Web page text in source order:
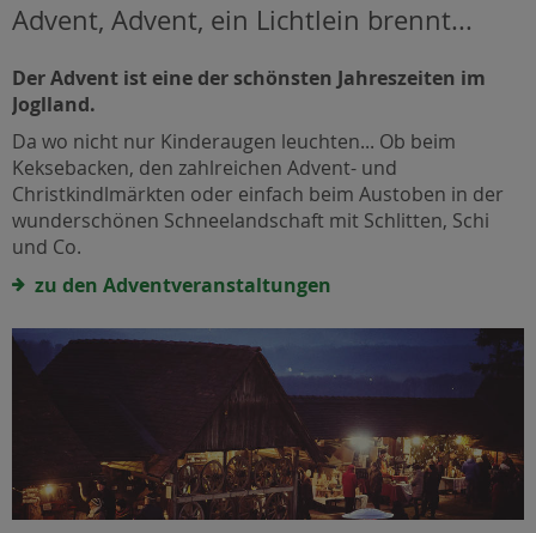
Advent, Advent, ein Lichtlein brennt...
Der Advent ist eine der schönsten Jahreszeiten im
Joglland.
Da wo nicht nur Kinderaugen leuchten... Ob beim
Keksebacken, den zahlreichen Advent- und
Christkindlmärkten oder einfach beim Austoben in der
wunderschönen Schneelandschaft mit Schlitten, Schi
und Co.
zu den Adventveranstaltungen